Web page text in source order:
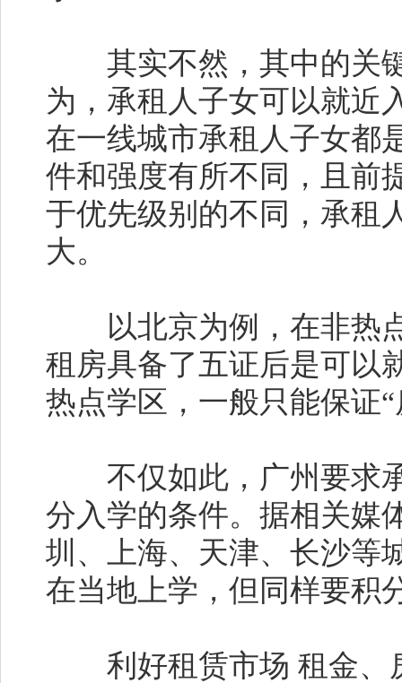
其实不然，其中的关键
为，承租人子女可以就近
在一线城市承租人子女都
件和强度有所不同，且前
于优先级别的不同，承租
大。
以北京为例，在非热点
租房具备了五证后是可以
热点学区，一般只能保证
不仅如此，广州要求承
分入学的条件。据相关媒
圳、上海、天津、长沙等
在当地上学，但同样要积
利好租赁市场 租金、